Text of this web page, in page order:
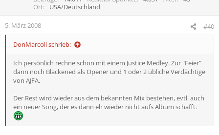
Ort
USA/Deutschland
5. März 2008 #40
DonMarcoli schrieb:
Ich persönlich rechne schon mit einem Justice Medley. Zur "Feier"
dann noch Blackened als Opener und 1 oder 2 übliche Verdächtige
von AJFA.
Der Rest wird wieder aus dem bekannten Mix bestehen, evtl. auch
ein neuer Song, der es dann eh wieder nicht aufs Album schafft.